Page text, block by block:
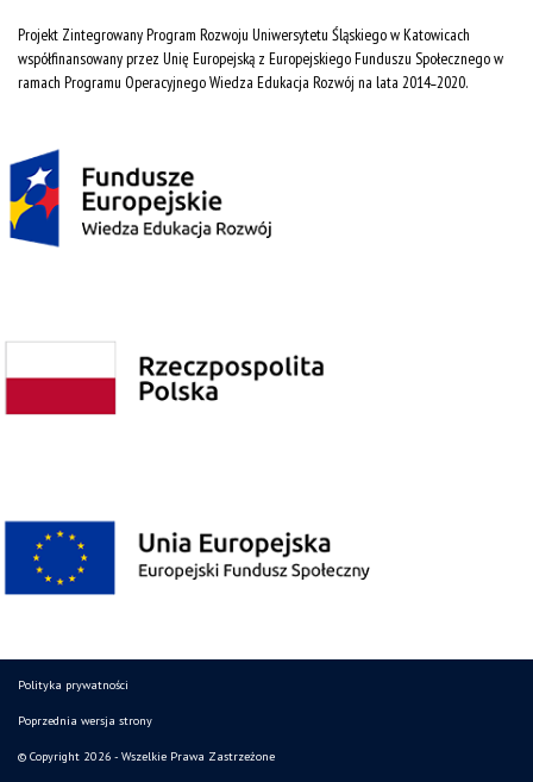
Projekt Zintegrowany Program Rozwoju Uniwersytetu Śląskiego w Katowicach
współfinansowany przez Unię Europejską z Europejskiego Funduszu Społecznego w
ramach Programu Operacyjnego Wiedza Edukacja Rozwój na lata 2014˗2020.
Polityka prywatności
Poprzednia wersja strony
© Copyright 2026 - Wszelkie Prawa Zastrzeżone